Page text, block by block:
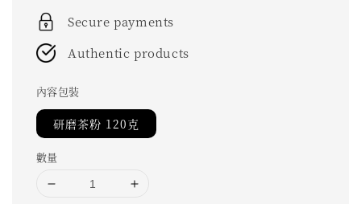
Secure payments
Authentic products
內容包裝
研磨茶粉 120克
數量